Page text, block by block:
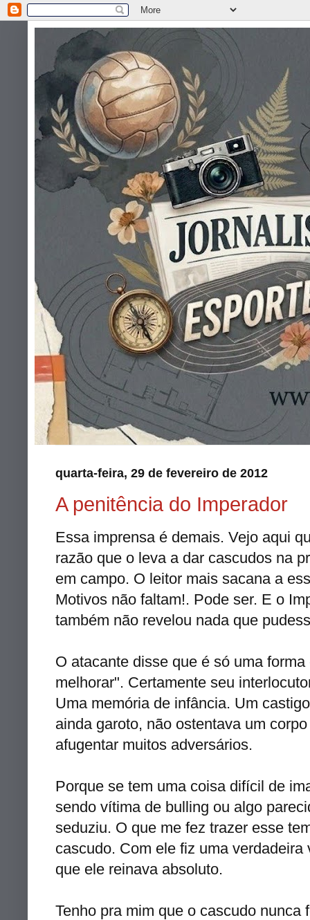
quarta-feira, 29 de fevereiro de 2012
A penitência do Imperador
Essa imprensa é demais. Vejo aqui
razão que o leva a dar cascudos na
em campo. O leitor mais sacana a
Motivos não faltam!. Pode ser. E o
também não revelou nada que
O atacante disse que é só uma
melhorar". Certamente seu
Uma memória de infância. Um
ainda garoto, não ostentava um
afugentar muitos adversários.
Porque se tem uma coisa difícil de
sendo vítima de bulling ou algo
seduziu. O que me fez trazer esse
cascudo. Com ele fiz uma
que ele reinava absoluto.
Tenho pra mim que o cascudo